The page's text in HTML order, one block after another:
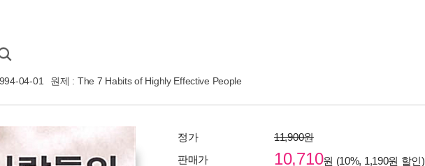
04-01 원제 : The 7 Habits of Highly Effective People
정가
11,900원
판매가
10,710원 (10%, 1,190원 할인)